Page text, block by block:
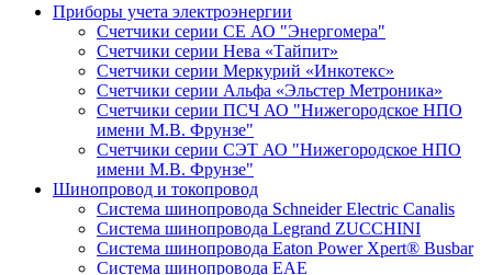
Приборы учета электроэнергии
Счетчики серии СЕ АО "Энергомера"
Счетчики серии Нева «Тайпит»
Счетчики серии Меркурий «Инкотекс»
Счетчики серии Альфа «Эльстер Метроника»
Счетчики серии ПСЧ АО "Нижегородское НПО
имени М.В. Фрунзе"
Счетчики серии СЭТ АО "Нижегородское НПО
имени М.В. Фрунзе"
Шинопровод и токопровод
Система шинопровода Schneider Electric Canalis
Система шинопровода Legrand ZUCCHINI
Система шинопровода Eaton Power Xpert® Busbar
Система шинопровода EAE